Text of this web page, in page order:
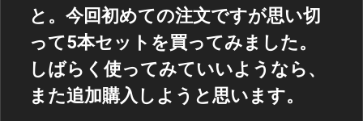
と。今回初めての注文ですが思い切
って5本セットを買ってみました。
しばらく使ってみていいようなら、
また追加購入しようと思います。